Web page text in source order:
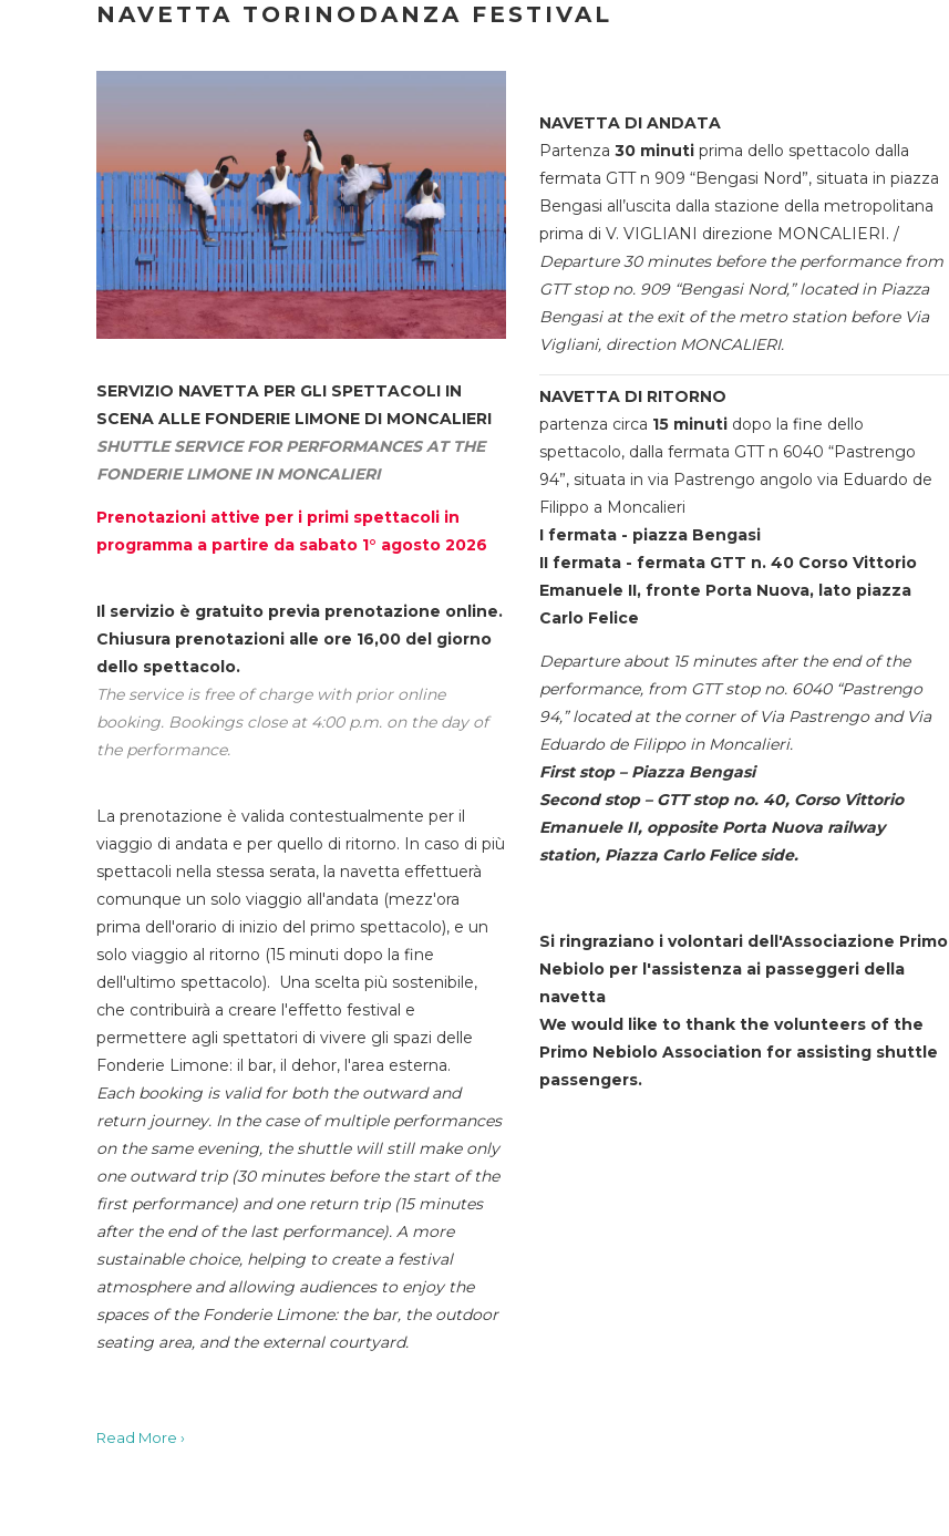
NAVETTA TORINODANZA FESTIVAL
SERVIZIO NAVETTA PER GLI SPETTACOLI IN
SCENA ALLE FONDERIE LIMONE DI MONCALIERI
SHUTTLE SERVICE FOR PERFORMANCES AT THE
FONDERIE LIMONE IN MONCALIERI
Prenotazioni attive per i primi spettacoli in
programma a partire da sabato 1° agosto 2026
Il servizio è gratuito previa prenotazione online.
Chiusura prenotazioni alle ore 16,00 del giorno
dello spettacolo.
The service is free of charge with prior online
booking. Bookings close at 4:00 p.m. on the day of
the performance.
La prenotazione è valida contestualmente per il
viaggio di andata e per quello di ritorno. In caso di più
spettacoli nella stessa serata, la navetta effettuerà
comunque un solo viaggio all'andata (mezz'ora
prima dell'orario di inizio del primo spettacolo), e un
solo viaggio al ritorno (15 minuti dopo la fine
dell'ultimo spettacolo). Una scelta più sostenibile,
che contribuirà a creare l'effetto festival e
permettere agli spettatori di vivere gli spazi delle
Fonderie Limone: il bar, il dehor, l'area esterna.
Each booking is valid for both the outward and
return journey. In the case of multiple performances
on the same evening, the shuttle will still make only
one outward trip (30 minutes before the start of the
first performance) and one return trip (15 minutes
after the end of the last performance). A more
sustainable choice, helping to create a festival
atmosphere and allowing audiences to enjoy the
spaces of the Fonderie Limone: the bar, the outdoor
seating area, and the external courtyard.
NAVETTA DI ANDATA
Partenza 30 minuti prima dello spettacolo dalla
fermata GTT n 909 “Bengasi Nord”, situata in piazza
Bengasi all’uscita dalla stazione della metropolitana
prima di V. VIGLIANI direzione MONCALIERI. /
Departure 30 minutes before the performance from
GTT stop no. 909 “Bengasi Nord,” located in Piazza
Bengasi at the exit of the metro station before Via
Vigliani, direction MONCALIERI.
NAVETTA DI RITORNO
partenza circa 15 minuti dopo la fine dello
spettacolo, dalla fermata GTT n 6040 “Pastrengo
94”, situata in via Pastrengo angolo via Eduardo de
Filippo a Moncalieri
I fermata - piazza Bengasi
II fermata - fermata GTT n. 40 Corso Vittorio
Emanuele II, fronte Porta Nuova, lato piazza
Carlo Felice
Departure about 15 minutes after the end of the
performance, from GTT stop no. 6040 “Pastrengo
94,” located at the corner of Via Pastrengo and Via
Eduardo de Filippo in Moncalieri.
First stop – Piazza Bengasi
Second stop – GTT stop no. 40, Corso Vittorio
Emanuele II, opposite Porta Nuova railway
station, Piazza Carlo Felice side.
Si ringraziano i volontari dell'Associazione Primo
Nebiolo per l'assistenza ai passeggeri della
navetta
We would like to thank the volunteers of the
Primo Nebiolo Association for assisting shuttle
passengers.
Read More ›